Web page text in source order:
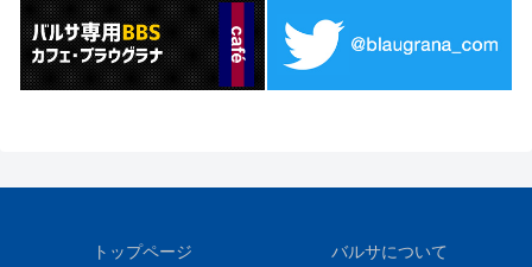
トップページ バルサについて